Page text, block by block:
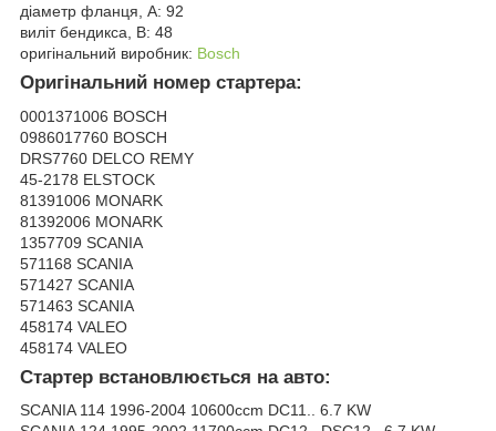
діаметр фланця, A: 92
виліт бендикса, B: 48
оригінальний виробник: Bosch
Оригінальний номер стартера:
0001371006 BOSCH
0986017760 BOSCH
DRS7760 DELCO REMY
45-2178 ELSTOCK
81391006 MONARK
81392006 MONARK
1357709 SCANIA
571168 SCANIA
571427 SCANIA
571463 SCANIA
458174 VALEO
458174 VALEO
Стартер встановлюється на авто:
SCANIA 114 1996-2004 10600ccm DC11.. 6.7 KW